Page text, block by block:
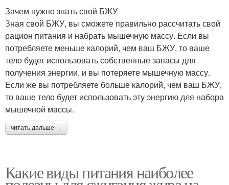
Зачем нужно знать свой БЖУ
Зная свой БЖУ, вы сможете правильно рассчитать свой
рацион питания и набрать мышечную массу. Если вы
потребляете меньше калорий, чем ваш БЖУ, то ваше
тело будет использовать собственные запасы для
получения энергии, и вы потеряете мышечную массу.
Если же вы потребляете больше калорий, чем ваш БЖУ,
то ваше тело будет использовать эту энергию для набора
мышечной массы.
читать дальше →
Какие виды питания наиболее